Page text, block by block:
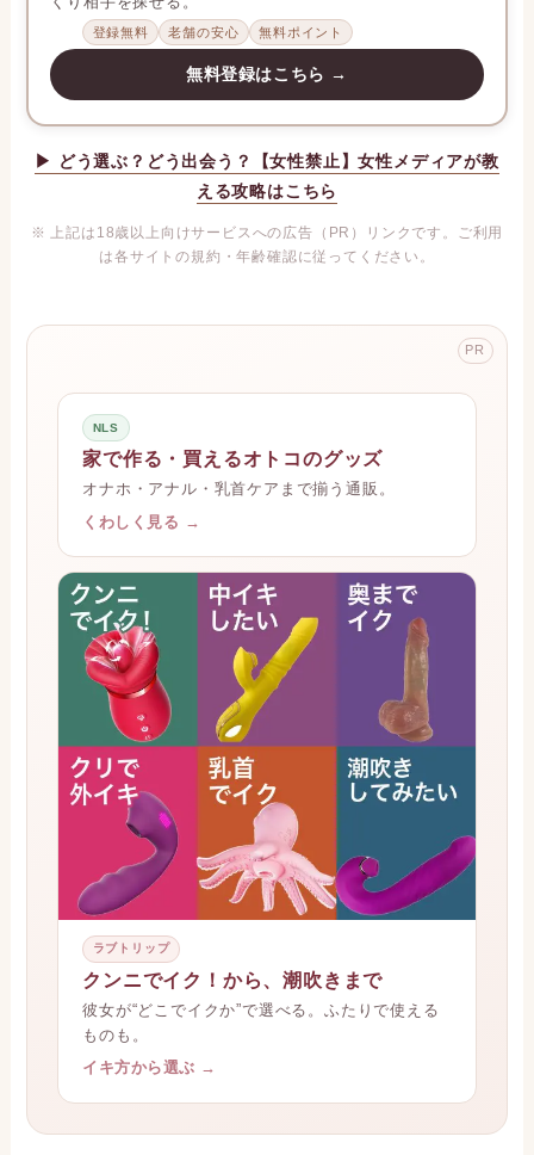
登録無料 老舗の安心 無料ポイント
無料登録はこちら →
▶ どう選ぶ？どう出会う？【女性禁止】女性メディアが教
える攻略はこちら
※ 上記は18歳以上向けサービスへの広告（PR）リンクです。ご利用
は各サイトの規約・年齢確認に従ってください。
PR
NLS
家で作る・買えるオトコのグッズ
オナホ・アナル・乳首ケアまで揃う通販。
くわしく見る →
ラブトリップ
クンニでイク！から、潮吹きまで
彼女が“どこでイクか”で選べる。ふたりで使える
ものも。
イキ方から選ぶ →